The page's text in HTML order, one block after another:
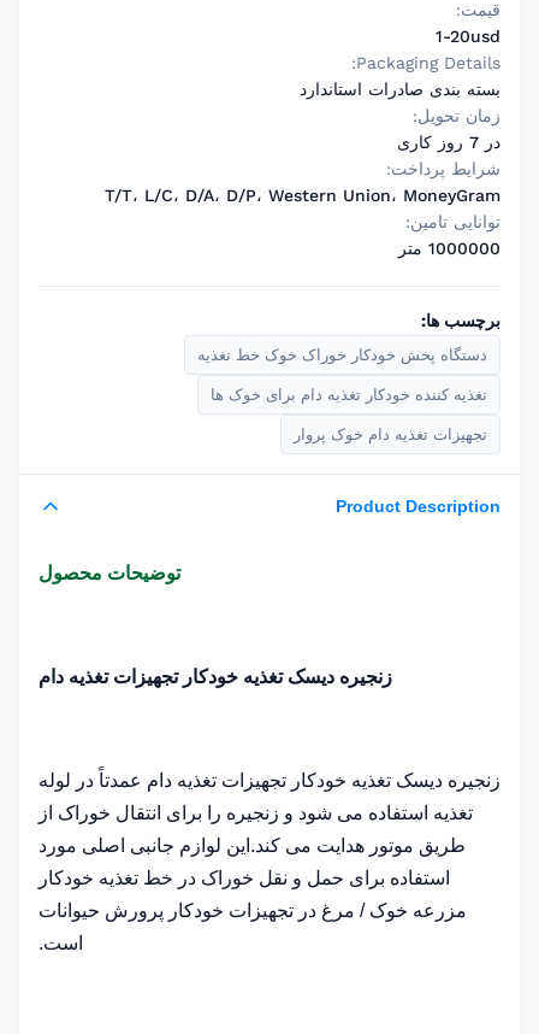
قیمت:
1-20usd
Packaging Details:
بسته بندی صادرات استاندارد
زمان تحویل:
در 7 روز کاری
شرایط پرداخت:
T/T، L/C، D/A، D/P، Western Union، MoneyGram
توانایی تامین:
1000000 متر
برچسب ها:
دستگاه پخش خودکار خوراک خوک خط تغذیه
تغذیه کننده خودکار تغذیه دام برای خوک ها
تجهیزات تغذیه دام خوک پروار
Product Description
توضیحات محصول
زنجیره دیسک تغذیه خودکار تجهیزات تغذیه دام
زنجیره دیسک تغذیه خودکار تجهیزات تغذیه دام عمدتاً در لوله
تغذیه استفاده می شود و زنجیره را برای انتقال خوراک از
طریق موتور هدایت می کند.این لوازم جانبی اصلی مورد
استفاده برای حمل و نقل خوراک در خط تغذیه خودکار
مزرعه خوک / مرغ در تجهیزات خودکار پرورش حیوانات
است.